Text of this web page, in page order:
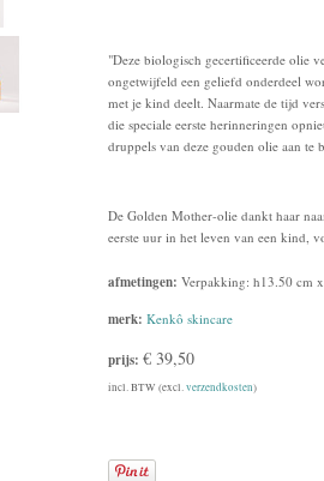
"Deze biologisch gecertificeerde olie
ongetwijfeld een geliefd onderdeel
met je kind deelt. Naarmate de tijd
die speciale eerste herinneringen
druppels van deze gouden olie aan te
De Golden Mother-olie dankt haar
eerste uur in het leven van een kind,
afmetingen: Verpakking: h13.50 cm
merk: Kenkô skincare
prijs: € 39,50
incl. BTW (excl.verzendkosten)